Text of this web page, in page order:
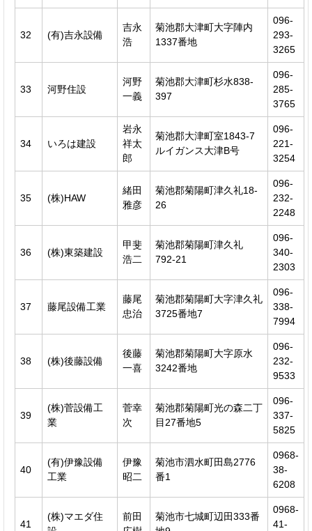
32 (有)吉永設備
吉永
浩
菊池郡大津町大字陣内
1337番地
096-
293-
3265
33 河野住設
河野
一義
菊池郡大津町杉水838-
397
096-
285-
3765
34 いろは建設
岩永
祥太
郎
菊池郡大津町室1843-7
ルイガンス大津B号
096-
221-
3254
35 (株)HAW
緒田
雅彦
菊池郡菊陽町津久礼18-
26
096-
232-
2248
36 (株)東築建設
甲斐
浩二
菊池郡菊陽町津久礼
792-21
096-
340-
2303
37 藤尾設備工業
藤尾
忠治
菊池郡菊陽町大字津久礼
3725番地7
096-
338-
7994
38 (株)後藤設備
後藤
一喜
菊池郡菊陽町大字原水
3242番地
096-
232-
9533
39
(株)菅設備工
業
菅幸
次
菊池郡菊陽町光の森二丁
目27番地5
096-
337-
5825
40
(有)伊豫設備
工業
伊豫
昭二
菊池市泗水町田島2776
番1
0968-
38-
6208
41
(株)マエダ住
前田
菊池市七城町辺田333番
0968-
41-